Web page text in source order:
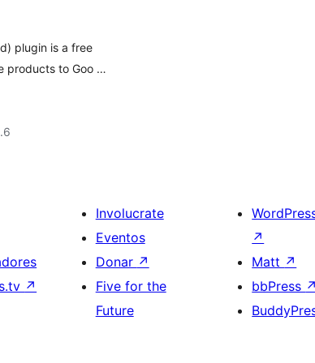
plugin is a free
products to Goo …
↗
Involucrate
Eventos
Donar ↗
Five for the
Future
↗
Matt ↗
bbPress ↗